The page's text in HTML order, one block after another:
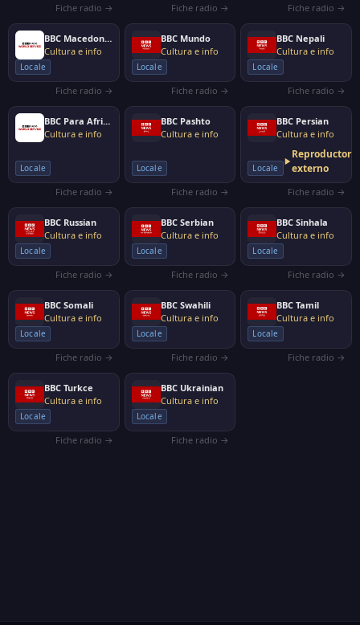
Fiche radio → Fiche radio → Fiche radio →
BBC Macedonian
Cultura e info
Locale
Fiche radio →
BBC Mundo
Cultura e info
Locale
Fiche radio →
BBC Nepali
Cultura e info
Locale
Fiche radio →
BBC Para Africa
Cultura e info
Locale
Fiche radio →
BBC Pashto
Cultura e info
Locale
Fiche radio →
BBC Persian
Cultura e info
Locale
Reproductor
externo
Fiche radio →
BBC Russian
Cultura e info
Locale
Fiche radio →
BBC Serbian
Cultura e info
Locale
Fiche radio →
BBC Sinhala
Cultura e info
Locale
Fiche radio →
BBC Somali
Cultura e info
Locale
Fiche radio →
BBC Swahili
Cultura e info
Locale
Fiche radio →
BBC Tamil
Cultura e info
Locale
Fiche radio →
BBC Turkce
Cultura e info
Locale
Fiche radio →
BBC Ukrainian
Cultura e info
Locale
Fiche radio →